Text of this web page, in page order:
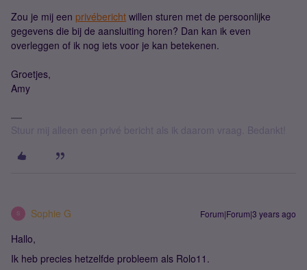
Zou je mij een privébericht willen sturen met de persoonlijke
gegevens die bij de aansluiting horen? Dan kan ik even
overleggen of ik nog iets voor je kan betekenen.
Groetjes,
Amy
Stuur mij alleen een privé bericht als ik daarom vraag. Bedankt!
S Sophie G Forum|Forum|3 years ago
Hallo,
Ik heb precies hetzelfde probleem als Rolo11.